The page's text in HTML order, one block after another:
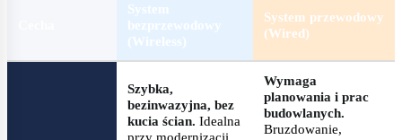
System
bezprzewodowy
(Wireless)
System przewodowy
(Wired)
Szybka,
bezinwazyjna, bez
kucia ścian. Idealna
Wymaga
planowania i prac
budowlanych.
Bruzdowanie,